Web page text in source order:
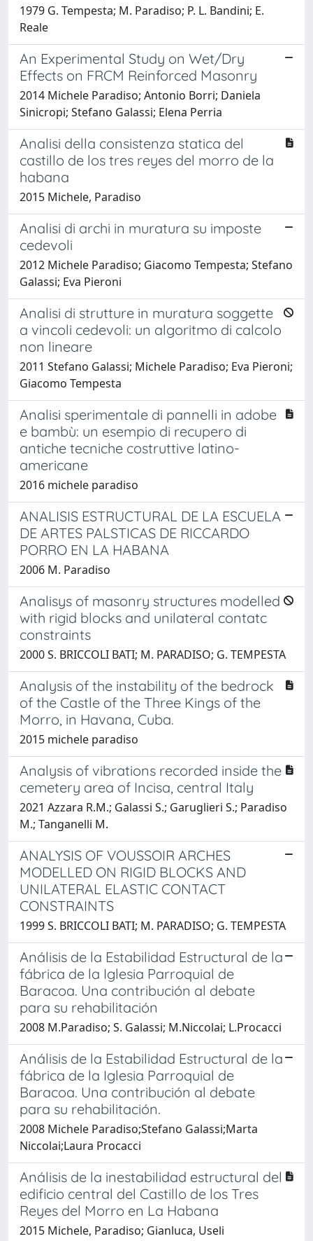
1979 G. Tempesta; M. Paradiso; P. L. Bandini; E.
Reale
An Experimental Study on Wet/Dry
Effects on FRCM Reinforced Masonry
2014 Michele Paradiso; Antonio Borri; Daniela
Sinicropi; Stefano Galassi; Elena Perria
Analisi della consistenza statica del
castillo de los tres reyes del morro de la
habana
2015 Michele, Paradiso
Analisi di archi in muratura su imposte
cedevoli
2012 Michele Paradiso; Giacomo Tempesta; Stefano
Galassi; Eva Pieroni
Analisi di strutture in muratura soggette
a vincoli cedevoli: un algoritmo di calcolo
non lineare
2011 Stefano Galassi; Michele Paradiso; Eva Pieroni;
Giacomo Tempesta
Analisi sperimentale di pannelli in adobe
e bambù: un esempio di recupero di
antiche tecniche costruttive latino-
americane
2016 michele paradiso
ANALISIS ESTRUCTURAL DE LA ESCUELA
DE ARTES PALSTICAS DE RICCARDO
PORRO EN LA HABANA
2006 M. Paradiso
Analisys of masonry structures modelled
with rigid blocks and unilateral contatc
constraints
2000 S. BRICCOLI BATI; M. PARADISO; G. TEMPESTA
Analysis of the instability of the bedrock
of the Castle of the Three Kings of the
Morro, in Havana, Cuba.
2015 michele paradiso
Analysis of vibrations recorded inside the
cemetery area of Incisa, central Italy
2021 Azzara R.M.; Galassi S.; Garuglieri S.; Paradiso
M.; Tanganelli M.
ANALYSIS OF VOUSSOIR ARCHES
MODELLED ON RIGID BLOCKS AND
UNILATERAL ELASTIC CONTACT
CONSTRAINTS
1999 S. BRICCOLI BATI; M. PARADISO; G. TEMPESTA
Análisis de la Estabilidad Estructural de la
fábrica de la Iglesia Parroquial de
Baracoa. Una contribución al debate
para su rehabilitación
2008 M.Paradiso; S. Galassi; M.Niccolai; L.Procacci
Análisis de la Estabilidad Estructural de la
fábrica de la Iglesia Parroquial de
Baracoa. Una contribución al debate
para su rehabilitación.
2008 Michele Paradiso;Stefano Galassi;Marta
Niccolai;Laura Procacci
Análisis de la inestabilidad estructural del
edificio central del Castillo de los Tres
Reyes del Morro en La Habana
2015 Michele, Paradiso; Gianluca, Useli